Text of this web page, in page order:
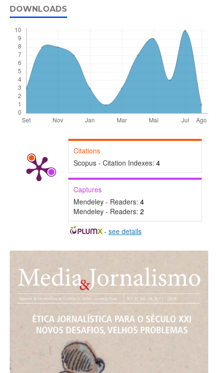
DOWNLOADS
Citations
Scopus - Citation Indexes: 4
Captures
Mendeley - Readers: 4
Mendeley - Readers: 2
- see details